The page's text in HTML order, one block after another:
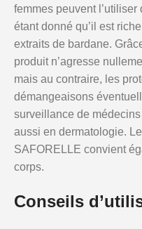
femmes peuvent
étant donné qu’il est
extraits de bardane.
produit n’agresse
mais au contraire, les
démangeaisons
surveillance de
aussi en dermatologie.
SAFORELLE convient
corps.
Conseils